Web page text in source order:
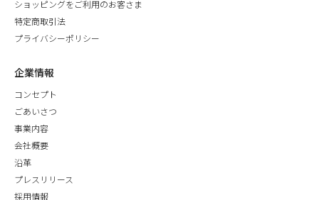
ショッピングをご利用のお客さま
特定商取引法
プライバシーポリシー
企業情報
コンセプト
ごあいさつ
事業内容
会社概要
沿革
プレスリリース
採用情報